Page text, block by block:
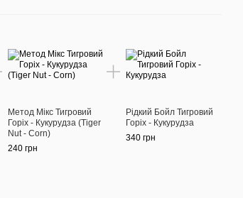
Метод Мікс Тигровий
Горіх - Кукурудза (Tiger
Nut - Corn)
240 грн
Рідкий Бойл Тигровий
Горіх - Кукурудза
340 грн